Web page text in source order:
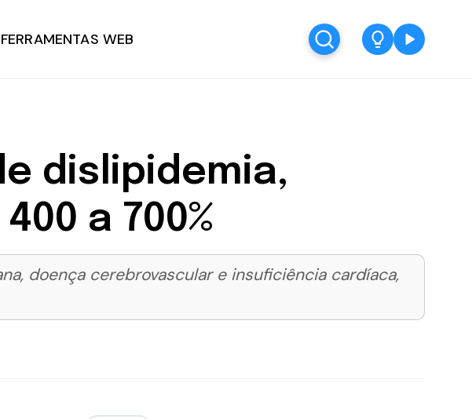
FERRAMENTAS WEB
dislipidemia,
a 700%
doença cerebrovascular e insuficiência cardíaca,